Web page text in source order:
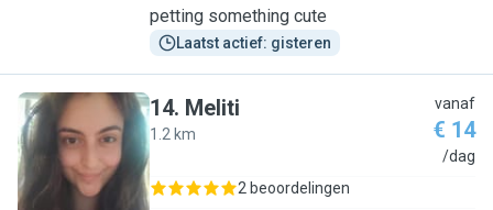
petting something cute
Laatst actief: gisteren
M
14. Meliti
1.2 km
vanaf
€ 14
/dag
2 beoordelingen